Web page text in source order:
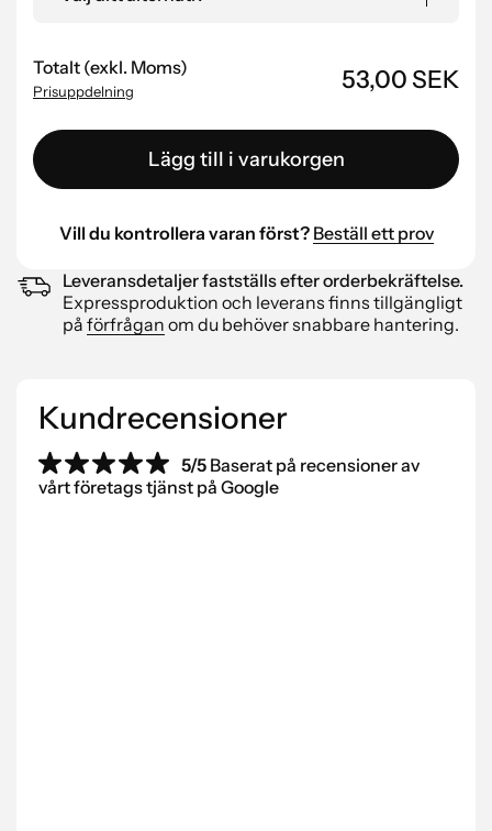
Totalt (exkl. Moms)
Prisuppdelning 53,00 SEK
Lägg till i varukorgen
Vill du kontrollera varan först? Beställ ett prov
Leveransdetaljer fastställs efter orderbekräftelse.
Expressproduktion och leverans finns tillgängligt
på förfrågan om du behöver snabbare hantering.
Kundrecensioner
5/5 Baserat på recensioner av
vårt företags tjänst på Google